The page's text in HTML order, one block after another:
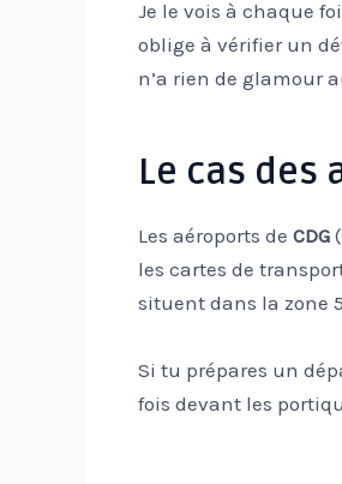
Je le vois à chaque
oblige à vérifier un
n’a rien de glamour
Le cas des
Les aéroports de CDG
les cartes de
situent dans la zone
Si tu prépares un
fois devant les